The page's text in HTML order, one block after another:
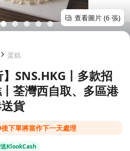
查看圖片 (6 張)
蛋糕
】SNS.HKG丨多款招
荃灣西自取、多區港
貨
下單將當作下一天處理
KlookCash